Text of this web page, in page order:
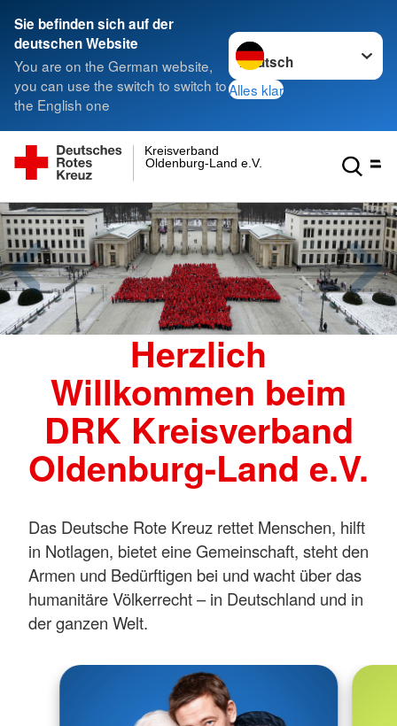
Sie befinden sich auf der
deutschen Website
You are on the German website,
you can use the switch to switch to
the English one
Sprache wechseln zu
Alles klar
Oldenburg-Land e.V.
Kreisverband
Herzlich
Willkommen beim
DRK Kreisverband
Oldenburg-Land e.V.
Das Deutsche Rote Kreuz rettet Menschen, hilft
in Notlagen, bietet eine Gemeinschaft, steht den
Armen und Bedürftigen bei und wacht über das
humanitäre Völkerrecht – in Deutschland und in
der ganzen Welt.